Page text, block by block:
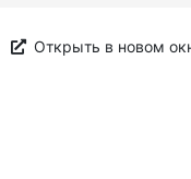
Открыть в новом